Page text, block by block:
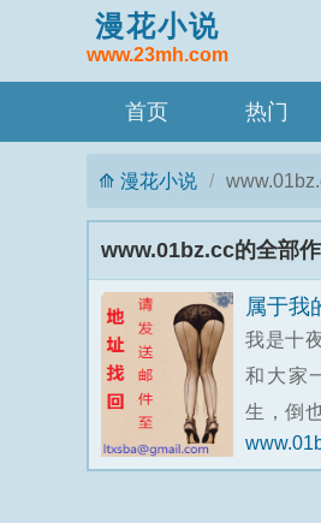
漫花小说
www.23mh.com
首页 热门
漫花小说
www.01bz.cc的全部
属于我
我是十
和大家
生，倒
不过作